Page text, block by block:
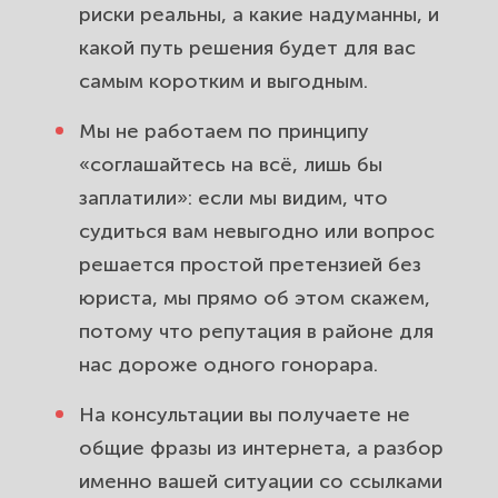
риски реальны, а какие надуманны, и
какой путь решения будет для вас
самым коротким и выгодным.
Мы не работаем по принципу
«соглашайтесь на всё, лишь бы
заплатили»: если мы видим, что
судиться вам невыгодно или вопрос
решается простой претензией без
юриста, мы прямо об этом скажем,
потому что репутация в районе для
нас дороже одного гонорара.
На консультации вы получаете не
общие фразы из интернета, а разбор
именно вашей ситуации со ссылками